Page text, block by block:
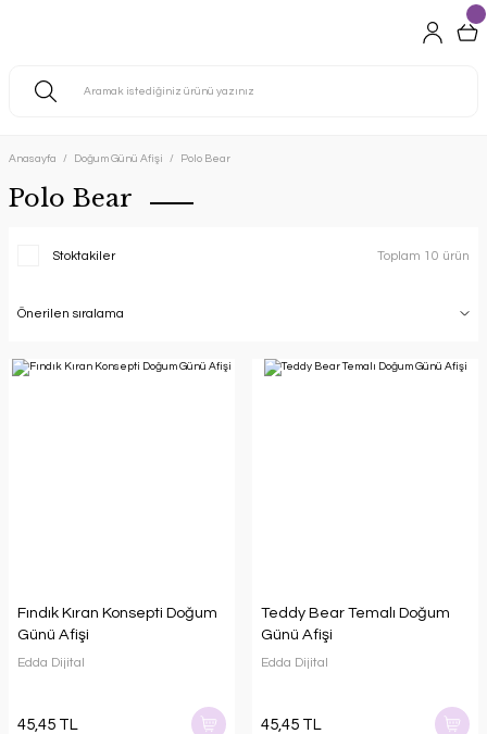
Anasayfa Doğum Günü Afişi Polo Bear
Polo Bear
Stoktakiler Toplam 10 ürün
Fındık Kıran Konsepti Doğum
Günü Afişi
Edda Dijital
45,45 TL
Teddy Bear Temalı Doğum
Günü Afişi
Edda Dijital
45,45 TL